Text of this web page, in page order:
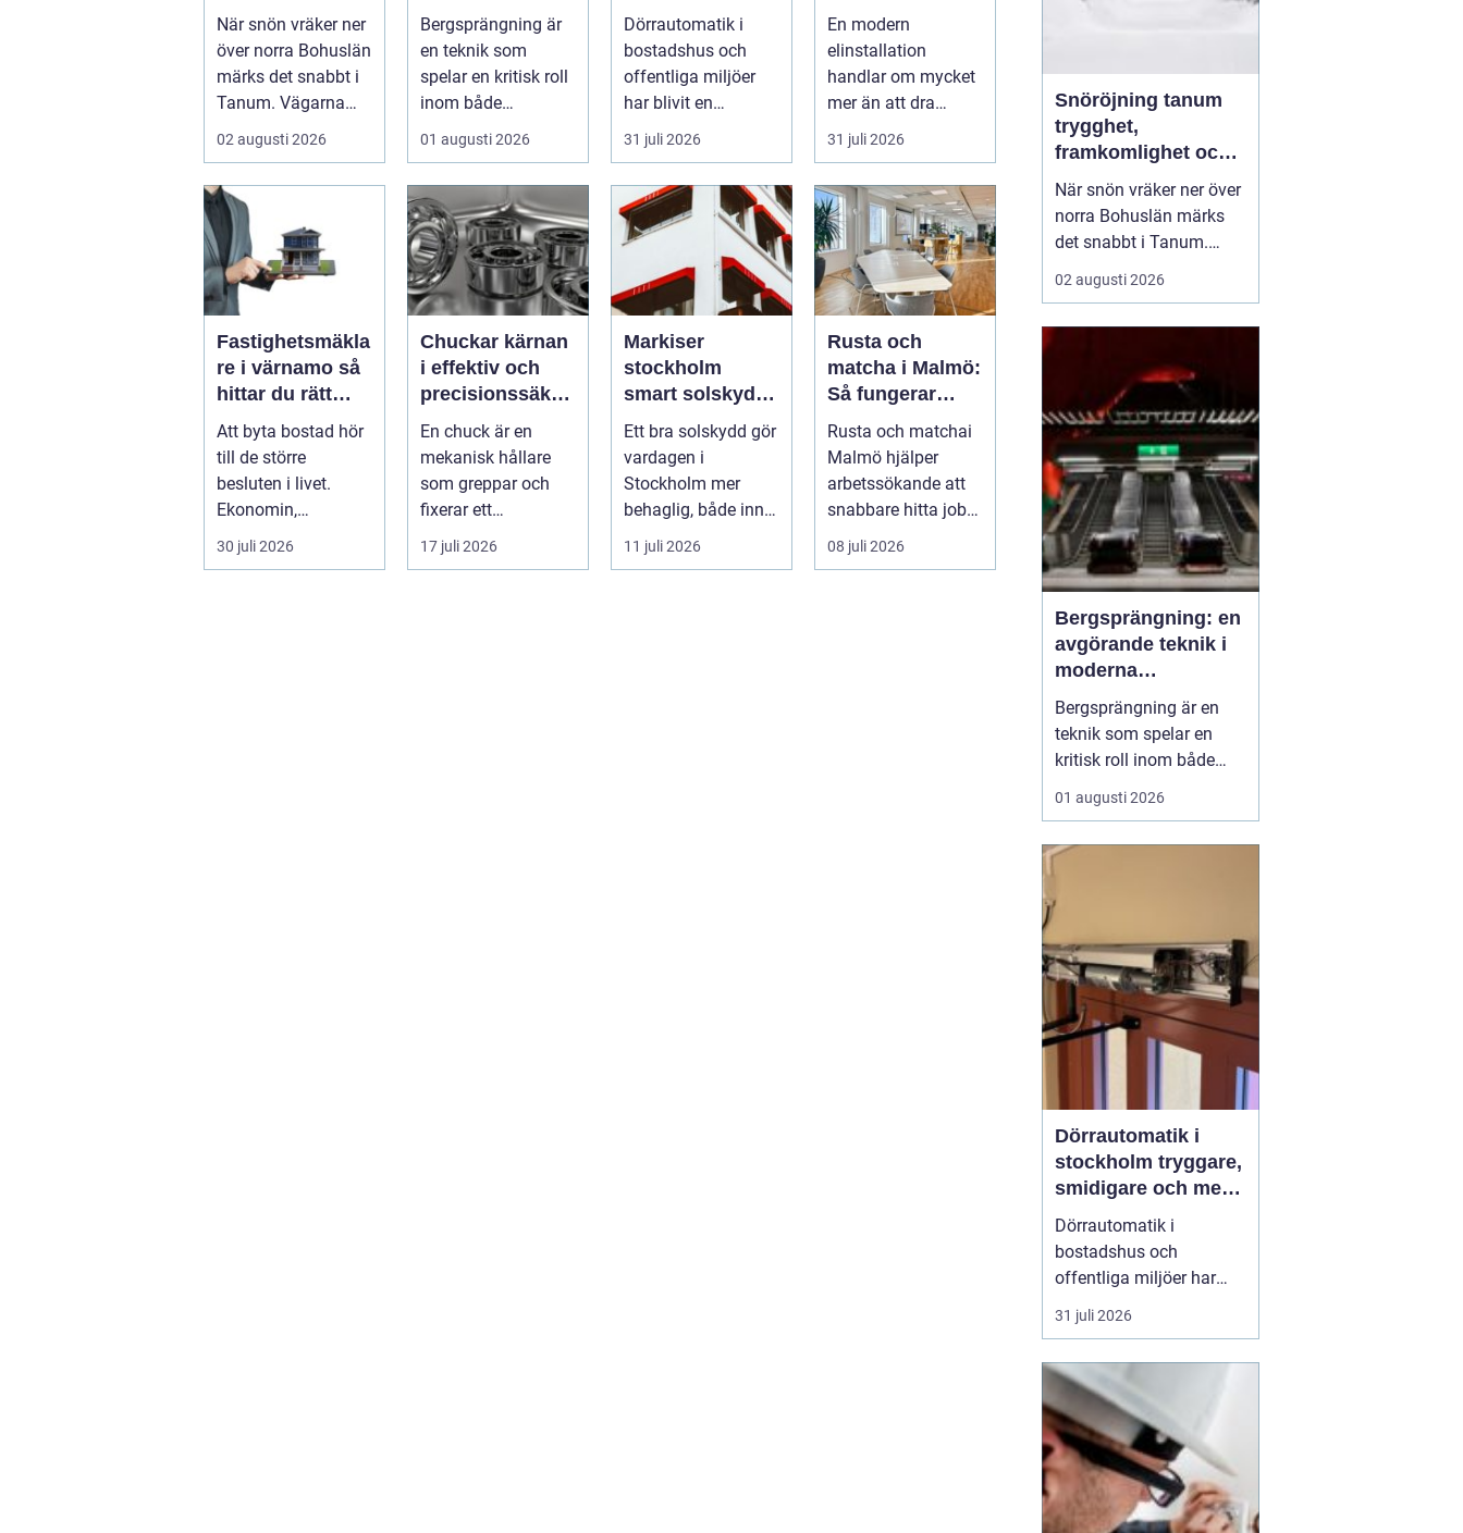
och mindre
stress i vintern
När snön vräker ner
över norra Bohuslän
märks det snabbt i
Tanum. Vägarna
blir smalare,
parkeringar ...
02 augusti 2026
byggprojekt
Bergsprängning är
en teknik som
spelar en kritisk roll
inom både
byggnads- och
infra...
01 augusti 2026
smidigare och
mer tillgängliga
entréer
Dörrautomatik i
bostadshus och
offentliga miljöer
har blivit en
självklar del av en
modern fastighet...
31 juli 2026
säkra och
energieffektiva
fastigheter
En modern
elinstallation
handlar om mycket
mer än att dra
kablar och sätta
upp uttag. I
Stockholms s...
31 juli 2026
Fastighetsmäkla
re i värnamo så
hittar du rätt
partner för din
bostadsaffär
Att byta bostad hör
till de större
besluten i livet.
Ekonomin,
känslorna och
vardagen vävs ihop
30 juli 2026
Chuckar kärnan
i effektiv och
precisionssäker
uppspänning
En chuck är en
mekanisk hållare
som greppar och
fixerar ett
arbetsstycke eller
ett verktyg, oftast i...
17 juli 2026
Markiser
stockholm
smart solskydd
för stadsliv och
uteplatser
Ett bra solskydd gör
vardagen i
Stockholm mer
behaglig, både inne
och ute. Somrarna
kan vara varma, ...
11 juli 2026
Rusta och
matcha i Malmö:
Så fungerar
stödet för dig
som söker jobb
Rusta och matchai
Malmö hjälper
arbetssökande att
snabbare hitta jobb
eller utbildnin...
08 juli 2026
Snöröjning tanum
trygghet,
framkomlighet och
mindre stress i
vintern
När snön vräker ner över
norra Bohuslän märks
det snabbt i Tanum.
Vägarna blir smalare,
parkeringar fylls igen
privatpersoner,
bostadsrättsföreningar
och företag kan snön bli
en säkerhetsrisk och en
...
02 augusti 2026
Bergsprängning: en
avgörande teknik i
moderna
byggprojekt
Bergsprängning är en
teknik som spelar en
kritisk roll inom både
byggnads- och
infrastrukturutveckling.
ned, vilket möjliggör
byggnation där natu...
01 augusti 2026
Dörrautomatik i
stockholm tryggare,
smidigare och mer
tillgängliga entréer
Dörrautomatik i
bostadshus och
offentliga miljöer har
blivit en självklar del av
en modern fastighet.
dörröppnare gör entréer
mer tillgängliga, ökar
tryggheten och minskar
slitaget på dörrar och
karmar. Särskilt i
Stockholmsområdet, där
31 juli 2026